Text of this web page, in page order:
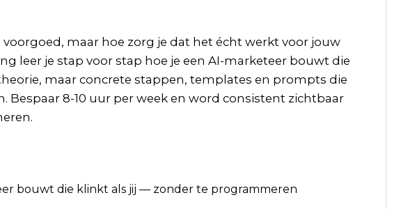
maar hoe zorg je dat het écht werkt voor jouw
leer je stap voor stap hoe je een AI-marketeer bouwt die
maar concrete stappen, templates en prompts die
Bespaar 8-10 uur per week en word consistent zichtbaar
bouwt die klinkt als jij — zonder te programmeren